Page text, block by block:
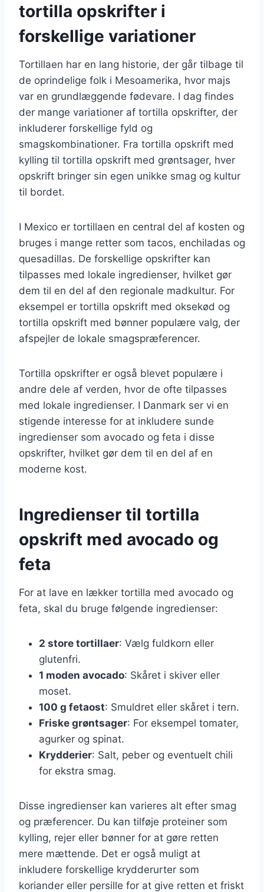
tortilla opskrifter i
forskellige variationer
Tortillaen har en lang historie, der går tilbage til
de oprindelige folk i Mesoamerika, hvor majs
var en grundlæggende fødevare. I dag findes
der mange variationer af tortilla opskrifter, der
inkluderer forskellige fyld og
smagskombinationer. Fra tortilla opskrift med
kylling til tortilla opskrift med grøntsager, hver
opskrift bringer sin egen unikke smag og kultur
til bordet.
I Mexico er tortillaen en central del af kosten og
bruges i mange retter som tacos, enchiladas og
quesadillas. De forskellige opskrifter kan
tilpasses med lokale ingredienser, hvilket gør
dem til en del af den regionale madkultur. For
eksempel er tortilla opskrift med oksekød og
tortilla opskrift med bønner populære valg, der
afspejler de lokale smagspræferencer.
Tortilla opskrifter er også blevet populære i
andre dele af verden, hvor de ofte tilpasses
med lokale ingredienser. I Danmark ser vi en
stigende interesse for at inkludere sunde
ingredienser som avocado og feta i disse
opskrifter, hvilket gør dem til en del af en
moderne kost.
Ingredienser til tortilla
opskrift med avocado og
feta
For at lave en lækker tortilla med avocado og
feta, skal du bruge følgende ingredienser:
2 store tortillaer: Vælg fuldkorn eller
glutenfri.
1 moden avocado: Skåret i skiver eller
moset.
100 g fetaost: Smuldret eller skåret i tern.
Friske grøntsager: For eksempel tomater,
agurker og spinat.
Krydderier: Salt, peber og eventuelt chili
for ekstra smag.
Disse ingredienser kan varieres alt efter smag
og præferencer. Du kan tilføje proteiner som
kylling, rejer eller bønner for at gøre retten
mere mættende. Det er også muligt at
inkludere forskellige krydderurter som
koriander eller persille for at give retten et friskt